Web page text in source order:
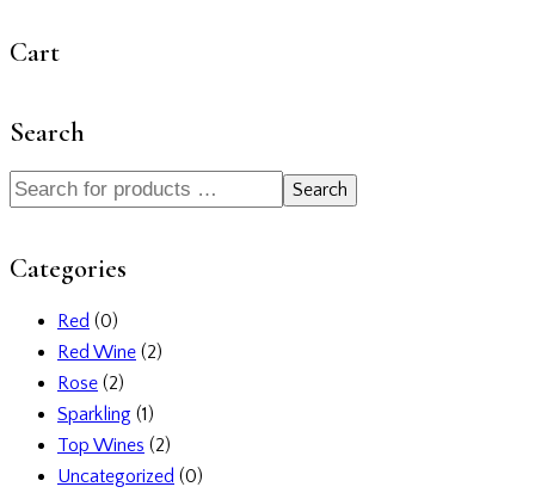
Cart
Search
Search
Categories
Red (0)
Red Wine (2)
Rose (2)
Sparkling (1)
Top Wines (2)
Uncategorized (0)